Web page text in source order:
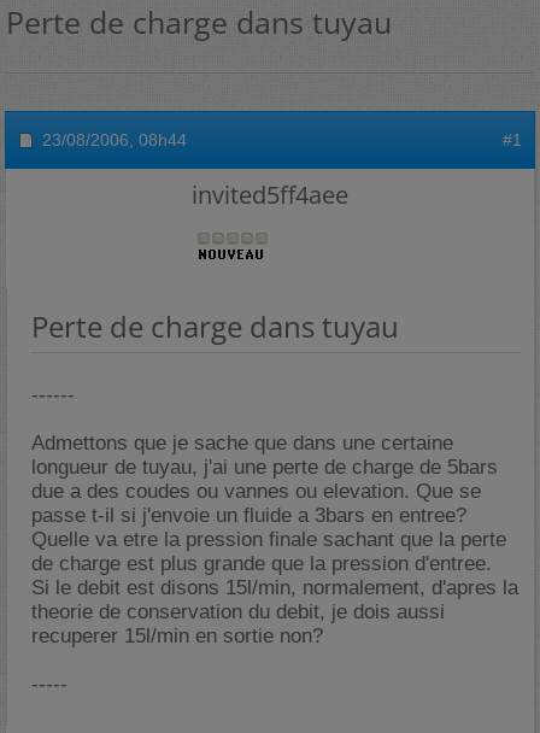
Perte de charge dans tuyau
23/08/2006, 08h44 #1
invited5ff4aee
Perte de charge dans tuyau
------
Admettons que je sache que dans une certaine
longueur de tuyau, j'ai une perte de charge de 5bars
due a des coudes ou vannes ou elevation. Que se
passe t-il si j'envoie un fluide a 3bars en entree?
Quelle va etre la pression finale sachant que la perte
de charge est plus grande que la pression d'entree.
Si le debit est disons 15l/min, normalement, d'apres la
theorie de conservation du debit, je dois aussi
recuperer 15l/min en sortie non?
-----